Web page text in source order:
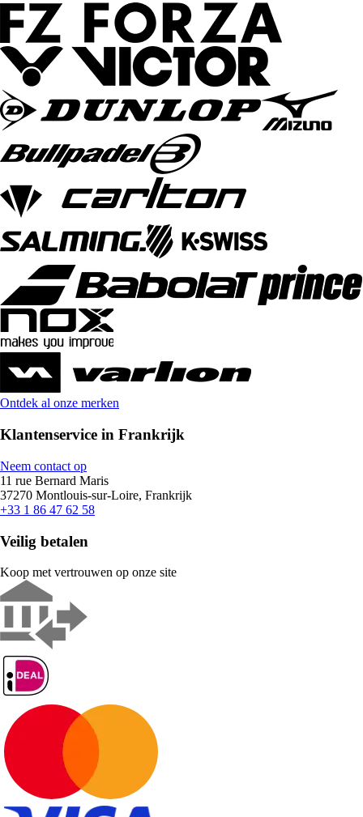
Ontdek al onze merken
Klantenservice in Frankrijk
Neem contact op
11 rue Bernard Maris
37270 Montlouis-sur-Loire, Frankrijk
+33 1 86 47 62 58
Veilig betalen
Koop met vertrouwen op onze site